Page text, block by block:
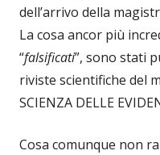
dell’arrivo della
La cosa ancor più
“falsificati”, sono stati
riviste scientifiche del
SCIENZA DELLE
Cosa comunque non